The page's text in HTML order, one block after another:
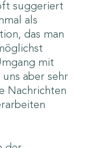
suggeriert
als
das man
mit
aber sehr
Nachrichten